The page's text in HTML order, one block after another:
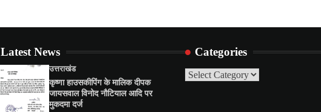
Latest News
उत्तराखंड
कृष्णा हाउसकीपिंग के मालिक दीपक
जायसवाल विनोद नौटियाल आदि पर
मुकदमा दर्ज
Categories
Categories